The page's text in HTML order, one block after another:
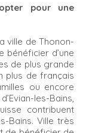
pour une
ville de Thonon-
bénéficier d’une
de plus grande
plus de français
ou encore
les-Bains,
contribuent
Bains. Ville très